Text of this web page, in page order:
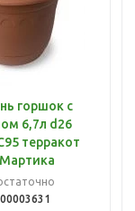
горшок с
6,7л d26
терракот
00003631